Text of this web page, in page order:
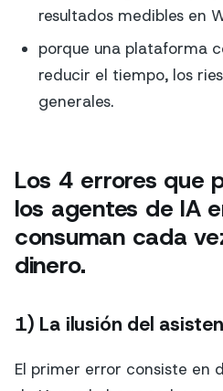
resultados medibles en
porque una plataforma
reducir el tiempo, los
generales.
Los 4 errores que
los agentes de IA
consuman cada
dinero.
1) La ilusión del
El primer error consiste en